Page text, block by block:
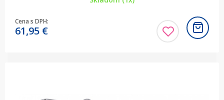
Cena s DPH:
61,95 €